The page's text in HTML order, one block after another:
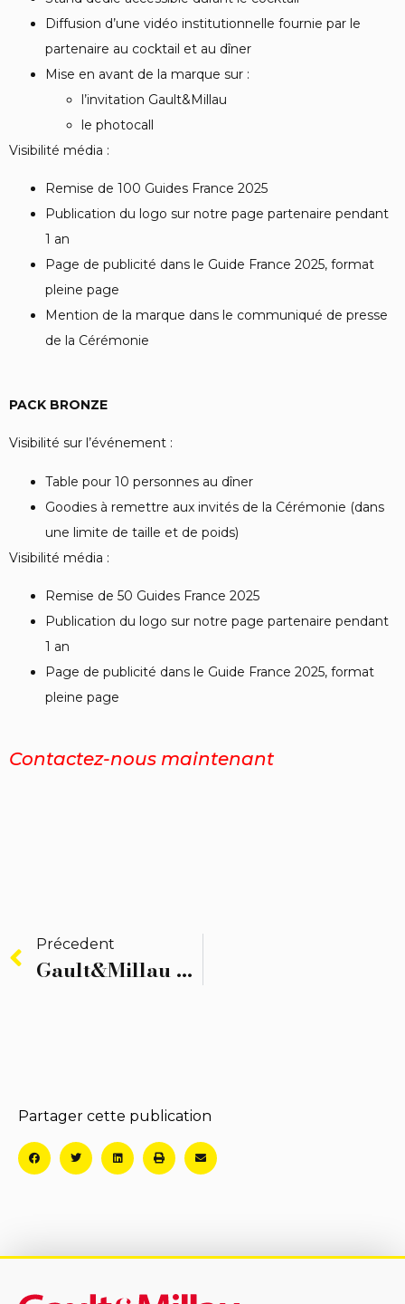
Diffusion d’une vidéo institutionnelle fournie par le
partenaire au cocktail et au dîner
Mise en avant de la marque sur :
l’invitation Gault&Millau
le photocall
Visibilité média :
Remise de 100 Guides France 2025
Publication du logo sur notre page partenaire pendant
1 an
Page de publicité dans le Guide France 2025, format
pleine page
Mention de la marque dans le communiqué de presse
de la Cérémonie
PACK BRONZE
Visibilité sur l’événement :
Table pour 10 personnes au dîner
Goodies à remettre aux invités de la Cérémonie (dans
une limite de taille et de poids)
Visibilité média :
Remise de 50 Guides France 2025
Publication du logo sur notre page partenaire pendant
1 an
Page de publicité dans le Guide France 2025, format
pleine page
Contactez-nous maintenant
Précedent
Gault&Millau Tour
Partager cette publication